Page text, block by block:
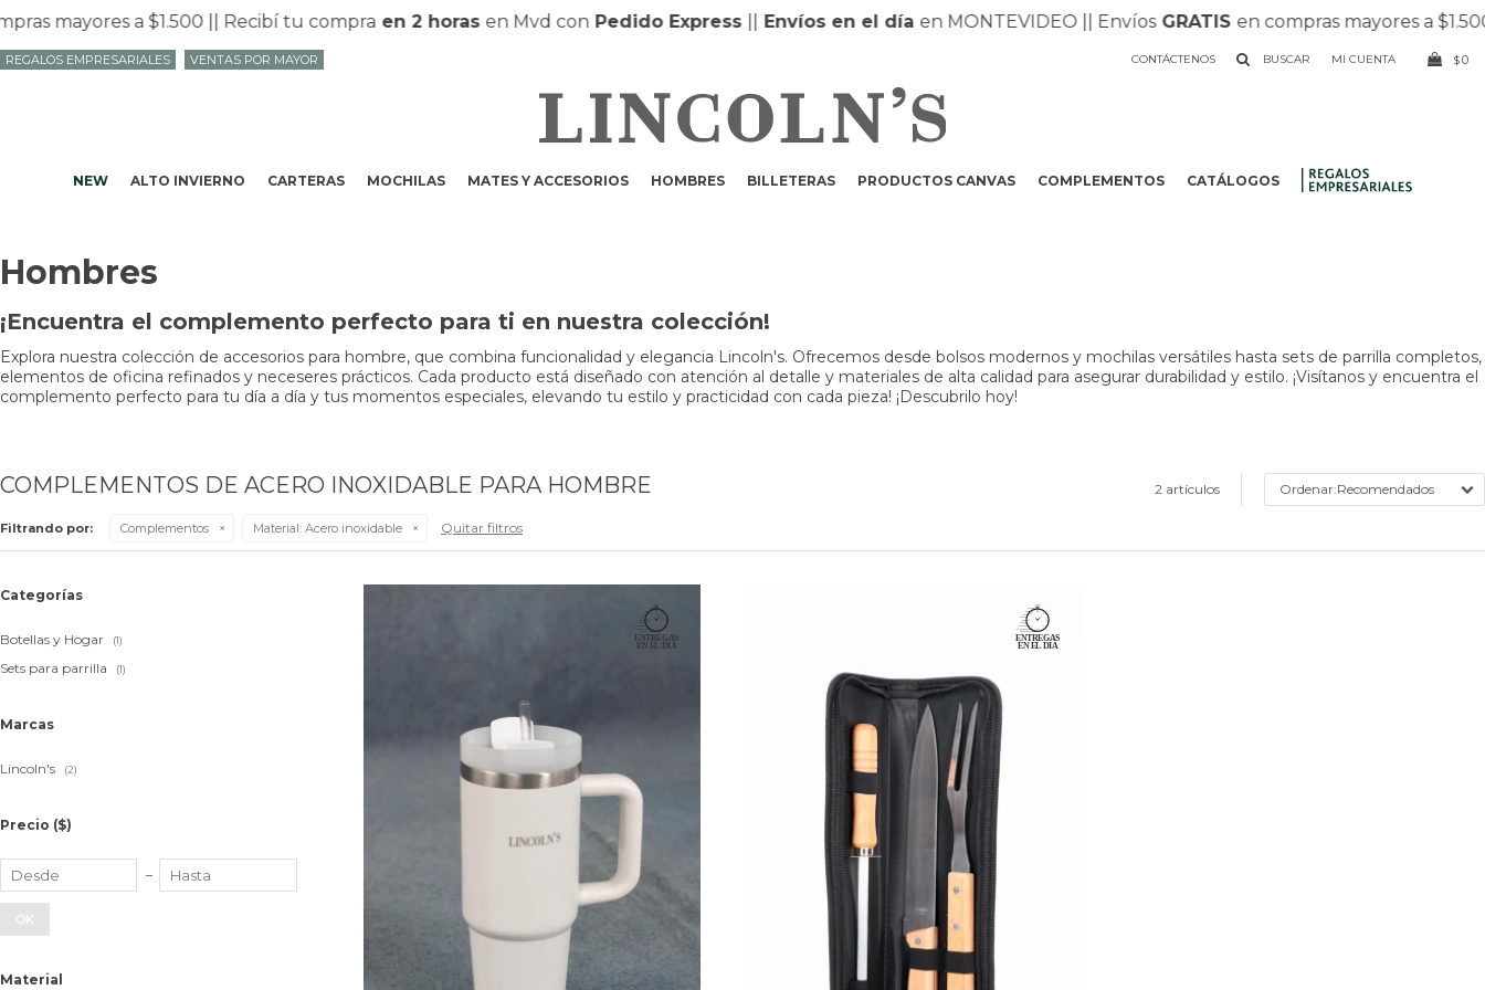
mayores a $1.500 || Recibí tu compraen 2 horasen Mvd conPedido Express||Envíos en el díaen MONTEVIDEO || EnvíosGRATISen compras mayores a $1.500 |
NEW ALTO INVIERNO CARTERAS MOCHILAS MATES Y ACCESORIOS HOMBRES BILLETERAS PRODUCTOS CANVAS COMPLEMENTOS CATÁLOGOS
CONTÁCTENOS $0
REGALOS EMPRESARIALES VENTAS POR MAYOR
Hombres
¡Encuentra el complemento perfecto para ti en nuestra colección!
Explora nuestra colección de accesorios para hombre, que combina funcionalidad y elegancia Lincoln's. Ofrecemos desde bolsos modernos y mochilas versátiles hasta sets de parrilla completos,
elementos de oficina refinados y neceseres prácticos. Cada producto está diseñado con atención al detalle y materiales de alta calidad para asegurar durabilidad y estilo. ¡Visítanos y encuentra el
complemento perfecto para tu día a día y tus momentos especiales, elevando tu estilo y practicidad con cada pieza! ¡Descubrilo hoy!
COMPLEMENTOS DE ACERO INOXIDABLE PARA HOMBRE 2 artículos Recomendados
Filtrando por: Complementos Material: Acero inoxidable Quitar filtros
Categorías
Botellas y Hogar (1)
Sets para parrilla (1)
Marcas
Lincoln's (2)
Precio ($)
OK
Material